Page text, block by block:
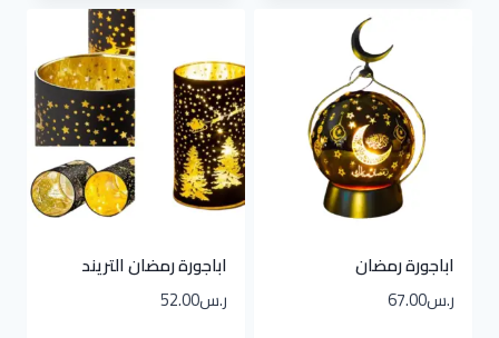
اباجورة رمضان
ر.س67.00
اباجورة رمضان التريند
ر.س52.00